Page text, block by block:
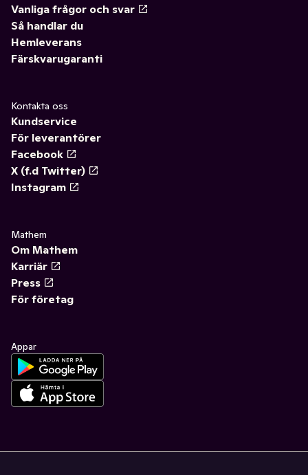
Vanliga frågor och svar
Så handlar du
Hemleverans
Färskvarugaranti
Kontakta oss
Kundservice
För leverantörer
Facebook
X (f.d Twitter)
Instagram
Mathem
Om Mathem
Karriär
Press
För företag
Appar